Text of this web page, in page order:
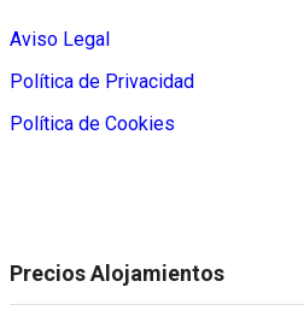
Aviso Legal
Política de Privacidad
Política de Cookies
Precios Alojamientos